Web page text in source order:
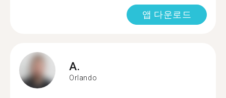
앱 다운로드
A.
Orlando